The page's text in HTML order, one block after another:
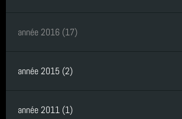
année 2016 (17)
année 2015 (2)
année 2011 (1)